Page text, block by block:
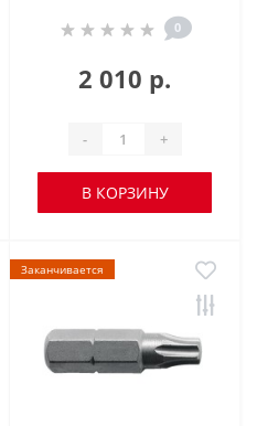
0
2 010 р.
- +
В КОРЗИНУ
Заканчивается